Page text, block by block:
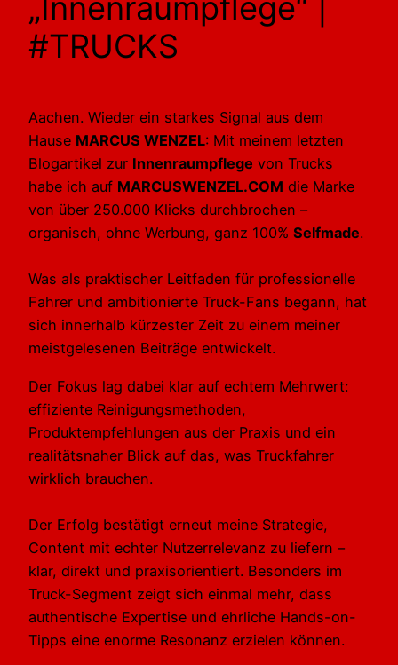
„Innenraumpflege“ |
#TRUCKS
Aachen. Wieder ein starkes Signal aus dem
Hause MARCUS WENZEL: Mit meinem letzten
Blogartikel zur Innenraumpflege von Trucks
habe ich auf MARCUSWENZEL.COM die Marke
von über 250.000 Klicks durchbrochen –
organisch, ohne Werbung, ganz 100% Selfmade.
Was als praktischer Leitfaden für professionelle
Fahrer und ambitionierte Truck-Fans begann, hat
sich innerhalb kürzester Zeit zu einem meiner
meistgelesenen Beiträge entwickelt.
Der Fokus lag dabei klar auf echtem Mehrwert:
effiziente Reinigungsmethoden,
Produktempfehlungen aus der Praxis und ein
realitätsnaher Blick auf das, was Truckfahrer
wirklich brauchen.
Der Erfolg bestätigt erneut meine Strategie,
Content mit echter Nutzerrelevanz zu liefern –
klar, direkt und praxisorientiert. Besonders im
Truck-Segment zeigt sich einmal mehr, dass
authentische Expertise und ehrliche Hands-on-
Tipps eine enorme Resonanz erzielen können.